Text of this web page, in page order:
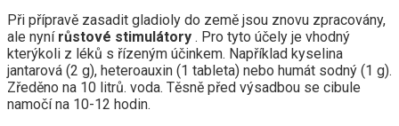
Při přípravě zasadit gladioly do země jsou znovu zpracovány,
ale nyní růstové stimulátory . Pro tyto účely je vhodný
kterýkoli z léků s řízeným účinkem. Například kyselina
jantarová (2 g), heteroauxin (1 tableta) nebo humát sodný (1 g).
Zředěno na 10 litrů. voda. Těsně před výsadbou se cibule
namočí na 10-12 hodin.